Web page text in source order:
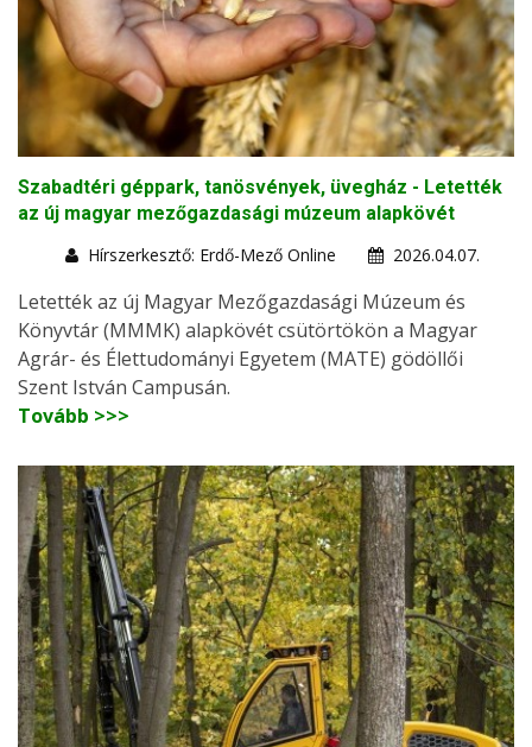
Szabadtéri géppark, tanösvények, üvegház - Letették
az új magyar mezőgazdasági múzeum alapkövét
Hírszerkesztő: Erdő-Mező Online
2026.04.07.
Letették az új Magyar Mezőgazdasági Múzeum és
Könyvtár (MMMK) alapkövét csütörtökön a Magyar
Agrár- és Élettudományi Egyetem (MATE) gödöllői
Szent István Campusán.
Tovább >>>